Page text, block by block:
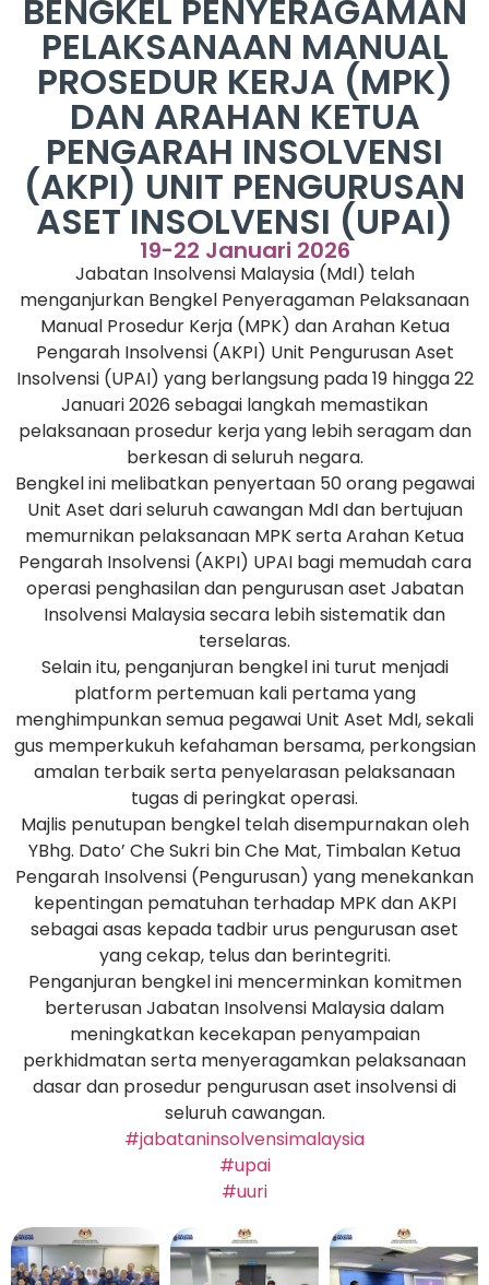
BENGKEL PENYERAGAMAN
PELAKSANAAN MANUAL
PROSEDUR KERJA (MPK)
DAN ARAHAN KETUA
PENGARAH INSOLVENSI
(AKPI) UNIT PENGURUSAN
ASET INSOLVENSI (UPAI)
19-22 Januari 2026
Jabatan Insolvensi Malaysia (MdI) telah
menganjurkan Bengkel Penyeragaman Pelaksanaan
Manual Prosedur Kerja (MPK) dan Arahan Ketua
Pengarah Insolvensi (AKPI) Unit Pengurusan Aset
Insolvensi (UPAI) yang berlangsung pada 19 hingga 22
Januari 2026 sebagai langkah memastikan
pelaksanaan prosedur kerja yang lebih seragam dan
berkesan di seluruh negara.
Bengkel ini melibatkan penyertaan 50 orang pegawai
Unit Aset dari seluruh cawangan MdI dan bertujuan
memurnikan pelaksanaan MPK serta Arahan Ketua
Pengarah Insolvensi (AKPI) UPAI bagi memudah cara
operasi penghasilan dan pengurusan aset Jabatan
Insolvensi Malaysia secara lebih sistematik dan
terselaras.
Selain itu, penganjuran bengkel ini turut menjadi
platform pertemuan kali pertama yang
menghimpunkan semua pegawai Unit Aset MdI, sekali
gus memperkukuh kefahaman bersama, perkongsian
amalan terbaik serta penyelarasan pelaksanaan
tugas di peringkat operasi.
Majlis penutupan bengkel telah disempurnakan oleh
YBhg. Dato’ Che Sukri bin Che Mat, Timbalan Ketua
Pengarah Insolvensi (Pengurusan) yang menekankan
kepentingan pematuhan terhadap MPK dan AKPI
sebagai asas kepada tadbir urus pengurusan aset
yang cekap, telus dan berintegriti.
Penganjuran bengkel ini mencerminkan komitmen
berterusan Jabatan Insolvensi Malaysia dalam
meningkatkan kecekapan penyampaian
perkhidmatan serta menyeragamkan pelaksanaan
dasar dan prosedur pengurusan aset insolvensi di
seluruh cawangan.
#jabataninsolvensimalaysia
#upai
#uuri